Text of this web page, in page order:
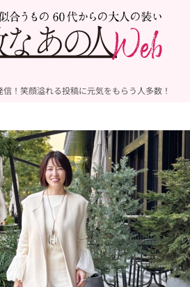
！笑顔溢れる投稿に元気をもらう人多数！